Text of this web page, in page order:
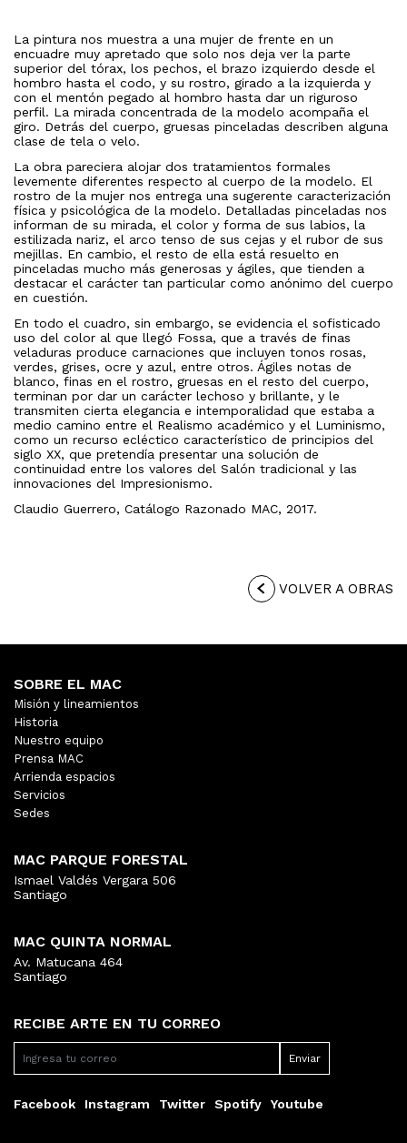
La pintura nos muestra a una mujer de frente en un
encuadre muy apretado que solo nos deja ver la parte
superior del tórax, los pechos, el brazo izquierdo desde el
hombro hasta el codo, y su rostro, girado a la izquierda y
con el mentón pegado al hombro hasta dar un riguroso
perfil. La mirada concentrada de la modelo acompaña el
giro. Detrás del cuerpo, gruesas pinceladas describen alguna
clase de tela o velo.
La obra pareciera alojar dos tratamientos formales
levemente diferentes respecto al cuerpo de la modelo. El
rostro de la mujer nos entrega una sugerente caracterización
física y psicológica de la modelo. Detalladas pinceladas nos
informan de su mirada, el color y forma de sus labios, la
estilizada nariz, el arco tenso de sus cejas y el rubor de sus
mejillas. En cambio, el resto de ella está resuelto en
pinceladas mucho más generosas y ágiles, que tienden a
destacar el carácter tan particular como anónimo del cuerpo
en cuestión.
En todo el cuadro, sin embargo, se evidencia el sofisticado
uso del color al que llegó Fossa, que a través de finas
veladuras produce carnaciones que incluyen tonos rosas,
verdes, grises, ocre y azul, entre otros. Ágiles notas de
blanco, finas en el rostro, gruesas en el resto del cuerpo,
terminan por dar un carácter lechoso y brillante, y le
transmiten cierta elegancia e intemporalidad que estaba a
medio camino entre el Realismo académico y el Luminismo,
como un recurso ecléctico característico de principios del
siglo XX, que pretendía presentar una solución de
continuidad entre los valores del Salón tradicional y las
innovaciones del Impresionismo.
Claudio Guerrero, Catálogo Razonado MAC, 2017.
VOLVER A OBRAS
RECIBE ARTE EN TU CORREO
Facebook Instagram Twitter Spotify Youtube
SOBRE EL MAC
Misión y lineamientos
Historia
Nuestro equipo
Prensa MAC
Arrienda espacios
Servicios
Sedes
MAC PARQUE FORESTAL
Ismael Valdés Vergara 506
Santiago
MAC QUINTA NORMAL
Av. Matucana 464
Santiago